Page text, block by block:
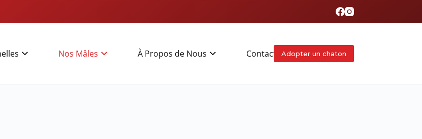
Nos Mâles À Propos de Nous Contact Adopter un chaton